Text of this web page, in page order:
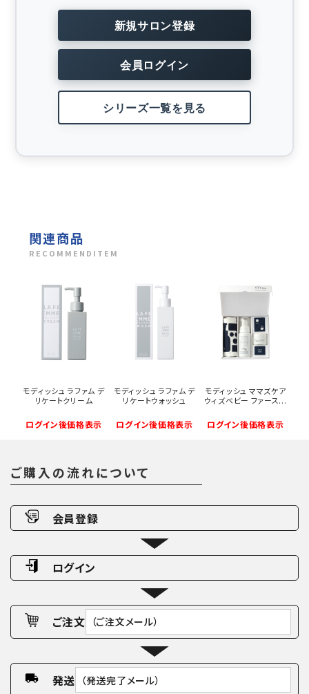
新規サロン登録
会員ログイン
シリーズ一覧を見る
関連商品
RECOMMENDITEM
モディッシュ ラファム デ
リケートクリーム
ログイン後価格表示
モディッシュ ラファム デ
リケートウォッシュ
ログイン後価格表示
モディッシュ ママズケア
ウィズベビー ファース...
ログイン後価格表示
ご購入の流れについて
会員登録
ログイン
ご注文 （ご注文メール）
発送 （発送完了メール）